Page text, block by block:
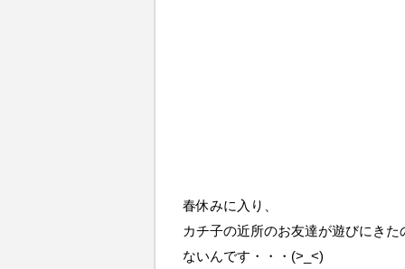
春休みに入り、
カチ子の近所のお友達が遊びにきた
ないんです・・・(>_<)